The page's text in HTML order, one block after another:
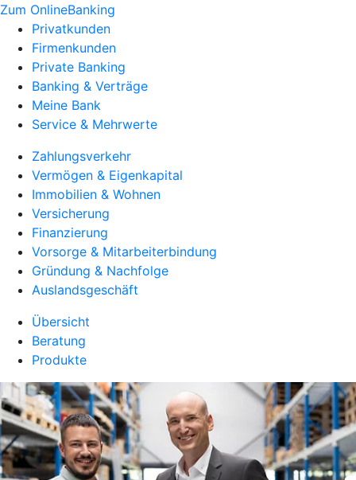
Zum OnlineBanking
Privatkunden
Firmenkunden
Private Banking
Banking & Verträge
Meine Bank
Service & Mehrwerte
Zahlungsverkehr
Vermögen & Eigenkapital
Immobilien & Wohnen
Versicherung
Finanzierung
Vorsorge & Mitarbeiterbindung
Gründung & Nachfolge
Auslandsgeschäft
Übersicht
Beratung
Produkte